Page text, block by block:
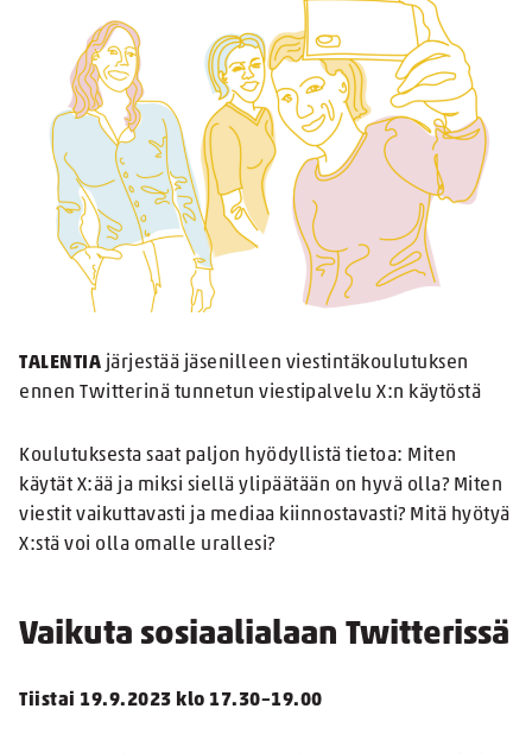
TALENTIA järjestää jäsenilleen viestintäkoulutuksen
ennen Twitterinä tunnetun viestipalvelu X:n käytöstä
Koulutuksesta saat paljon hyödyllistä tietoa: Miten
käytät X:ää ja miksi siellä ylipäätään on hyvä olla? Miten
viestit vaikuttavasti ja mediaa kiinnostavasti? Mitä hyötyä
X:stä voi olla omalle urallesi?
Vaikuta sosiaalialaan Twitterissä
Tiistai 19.9.2023 klo 17.30–19.00